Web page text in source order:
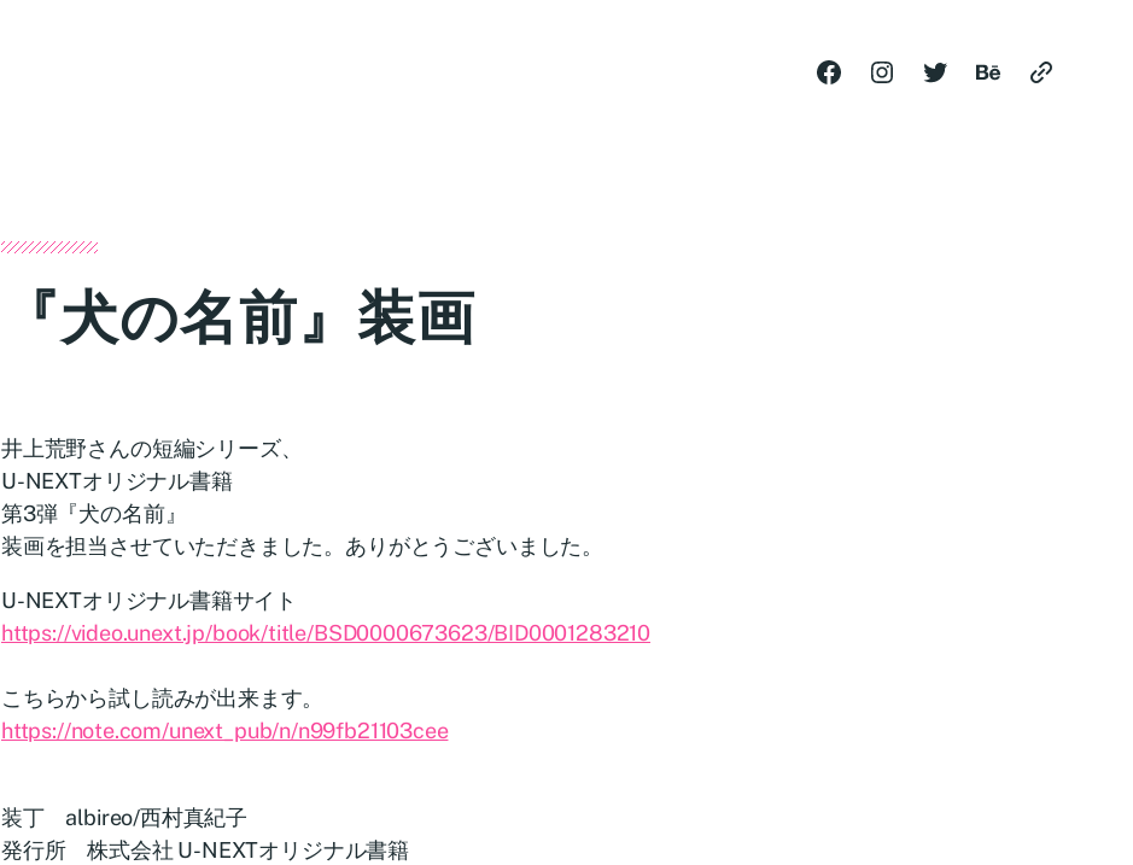
『犬の名前』装画
井上荒野さんの短編シリーズ、
U-NEXTオリジナル書籍
第3弾『犬の名前』
装画を担当させていただきました。ありがとうございました。
U-NEXTオリジナル書籍サイト
https://video.unext.jp/book/title/BSD0000673623/BID0001283210
こちらから試し読みが出来ます。
https://note.com/unext_pub/n/n99fb21103cee
装丁 albireo/西村真紀子
発行所 株式会社 U-NEXTオリジナル書籍